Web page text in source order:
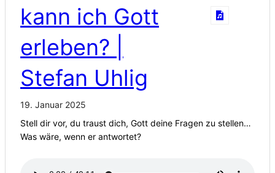
kann ich Gott
erleben? |
Stefan Uhlig
19. Januar 2025
Stell dir vor, du traust dich, Gott deine Fragen zu stellen…
Was wäre, wenn er antwortet?